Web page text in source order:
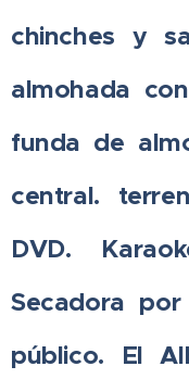
chinches y
almohada
funda de
central.
DVD.
Secadora
público. El